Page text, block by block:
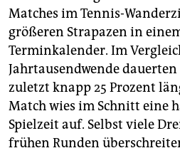
Matches im Tennis-
größeren Strapazen in
Terminkalender. Im
Jahrtausendwende
zuletzt knapp 25 Prozent
Match wies im Schnitt eine
Spielzeit auf. Selbst viele
frühen Runden